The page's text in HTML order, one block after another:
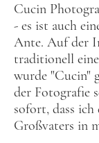
Cucin
- es ist auch
Ante. Auf der
traditionell
wurde "Cucin"
der Fotografie
sofort, dass ich
Großvaters in